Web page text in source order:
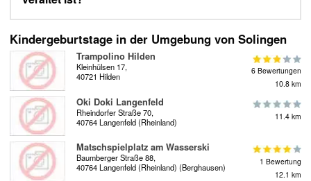
Kindergeburtstage in der Umgebung von Solingen
Trampolino Hilden
Kleinhülsen 17,
40721 Hilden
6 Bewertungen
10.8 km
Oki Doki Langenfeld
Rheindorfer Straße 70,
40764 Langenfeld (Rheinland)
11.4 km
Matschspielplatz am Wasserski
Baumberger Straße 88,
40764 Langenfeld (Rheinland) (Berghausen)
1 Bewertung
12.1 km